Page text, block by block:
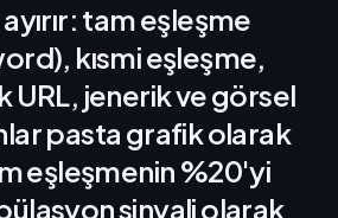
tam eşleşme
kısmi eşleşme,
URL, jenerik ve görsel
pasta grafik olarak
eşleşmenin %20'yi
sinyali olarak